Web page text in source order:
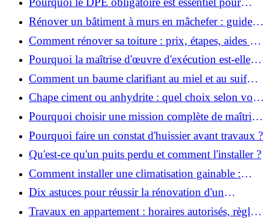
vendre ou louer un bien ?
Rénover un bâtiment à murs en mâchefer : guide
pratique et solutions
Comment rénover sa toiture : prix, étapes, aides et
réglementation ?
Pourquoi la maîtrise d'œuvre d'exécution est-elle
indispensable pour vos chantiers ?
Comment un baume clarifiant au miel et au suif
peut-il purifier la peau ?
Chape ciment ou anhydrite : quel choix selon votre
projet ?
Pourquoi choisir une mission complète de maîtrise
d’œuvre pour réussir vos projets?
Pourquoi faire un constat d'huissier avant travaux ?
Qu'est-ce qu'un puits perdu et comment l'installer ?
Comment installer une climatisation gainable :
coût, étapes et conseils ?
Dix astuces pour réussir la rénovation d'un
appartement
Travaux en appartement : horaires autorisés, règles